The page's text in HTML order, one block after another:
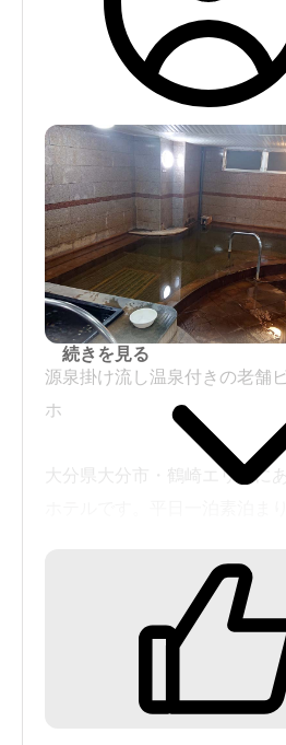
源泉掛け流し温泉付きの老舗
大分県大分市・鶴崎エリアに
まず温泉につきましては日帰
れている感じ、券売機があり
しては男性専用で入れ替え無
続きを見る